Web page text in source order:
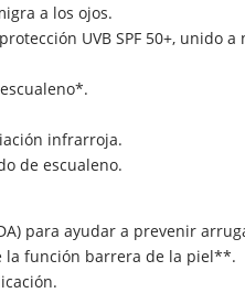
a los ojos.
UVB SPF 50+, unido
infrarroja.
de escualeno.
para ayudar a prevenir
la función barrera de la piel**.